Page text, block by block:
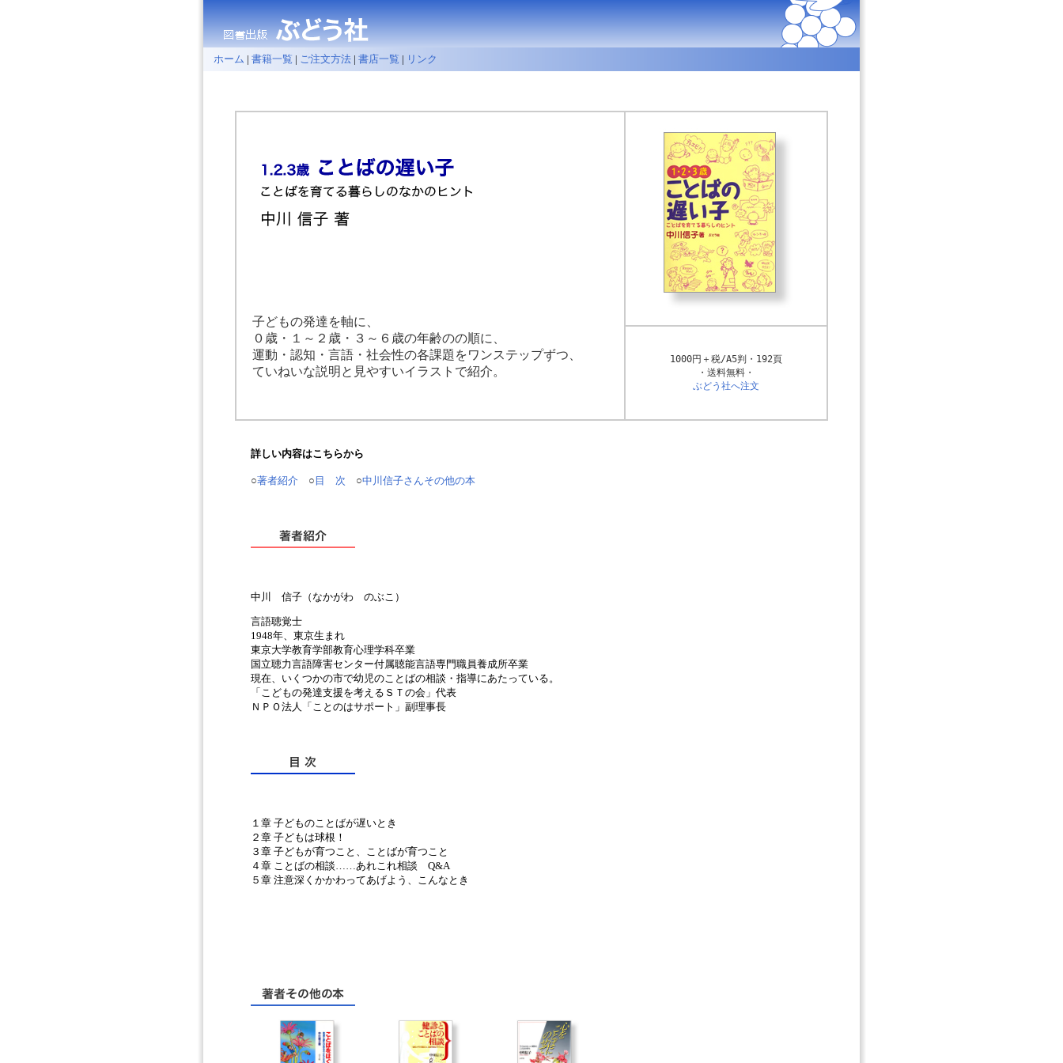
ホーム | 書籍一覧 | ご注文方法 | 書店一覧 | リンク
子どもの発達を軸に、
０歳・１～２歳・３～６歳の年齢のの順に、
運動・認知・言語・社会性の各課題をワンステップずつ、
ていねいな説明と見やすいイラストで紹介。
1000円＋税/A5判・192頁
ぶどう社へ注文
詳しい内容はこちらから
○著者紹介 ○ 目 次 ○中川信子さんその他の本
中川 信子（なかがわ のぶこ）
言語聴覚士
1948年、東京生まれ
東京大学教育学部教育心理学科卒業
国立聴力言語障害センター付属聴能言語専門職員養成所卒業
現在、いくつかの市で幼児のことばの相談・指導にあたっている。
「こどもの発達支援を考えるＳＴの会」代表
ＮＰＯ法人「ことのはサポート」副理事長
１章 子どものことばが遅いとき
２章 子どもは球根！
３章 子どもが育つこと、ことばが育つこと
４章 ことばの相談……あれこれ相談 Q&A
５章 注意深くかかわってあげよう、こんなとき